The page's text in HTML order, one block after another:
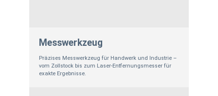
Messwerkzeug
Präzises Messwerkzeug für Handwerk und Industrie –
vom Zollstock bis zum Laser-Entfernungsmesser für
exakte Ergebnisse.